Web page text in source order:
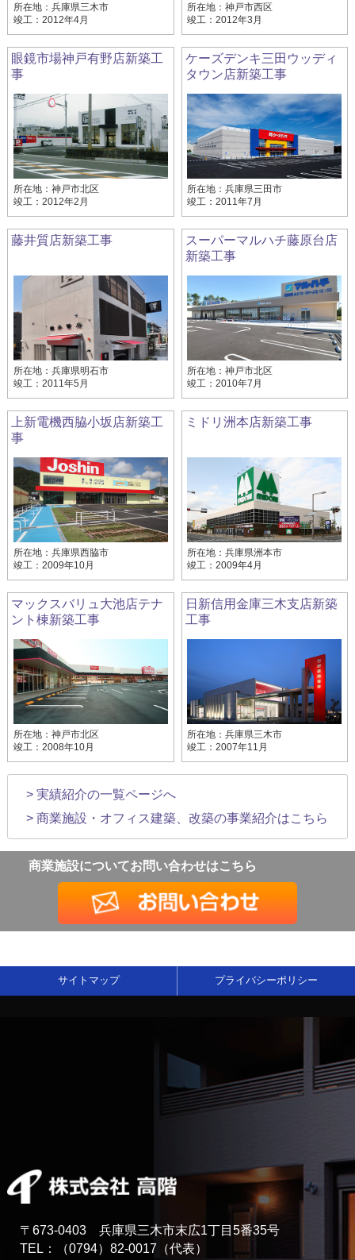
所在地：兵庫県三木市
竣工：2012年4月
所在地：神戸市西区
竣工：2012年3月
眼鏡市場神戸有野店新築工
事
所在地：神戸市北区
竣工：2012年2月
ケーズデンキ三田ウッディ
タウン店新築工事
所在地：兵庫県三田市
竣工：2011年7月
藤井質店新築工事
所在地：兵庫県明石市
竣工：2011年5月
スーパーマルハチ藤原台店
新築工事
所在地：神戸市北区
竣工：2010年7月
上新電機西脇小坂店新築工
事
所在地：兵庫県西脇市
竣工：2009年10月
ミドリ洲本店新築工事
所在地：兵庫県洲本市
竣工：2009年4月
マックスバリュ大池店テナ
ント棟新築工事
所在地：神戸市北区
竣工：2008年10月
日新信用金庫三木支店新築
工事
所在地：兵庫県三木市
竣工：2007年11月
> 実績紹介の一覧ページへ
> 商業施設・オフィス建築、改築の事業紹介はこちら
商業施設についてお問い合わせはこちら
サイトマップ プライバシーポリシー
〒673-0403 兵庫県三木市末広1丁目5番35号
TEL：（0794）82-0017（代表）